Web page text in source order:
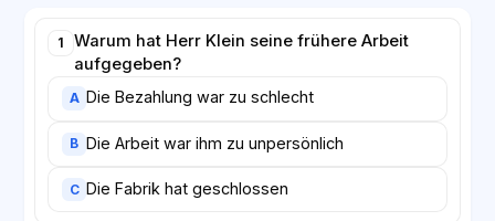
1
Warum hat Herr Klein seine frühere Arbeit
aufgegeben?
A Die Bezahlung war zu schlecht
B Die Arbeit war ihm zu unpersönlich
C Die Fabrik hat geschlossen